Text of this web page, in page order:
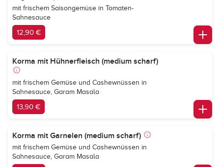
mit frischem Saisongemüse in Tomaten-
Sahnesauce
12,90 €
Korma mit Hühnerfleisch (medium scharf)
mit frischem Gemüse und Cashewnüssen in
Sahnesauce, Garam Masala
13,90 €
Korma mit Garnelen (medium scharf)
mit frischem Gemüse und Cashewnüssen in
Sahnesauce, Garam Masala